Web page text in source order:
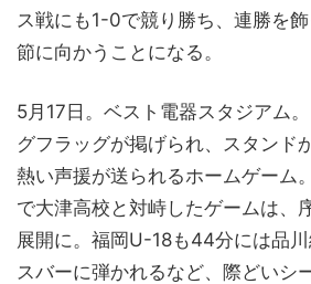
ス戦にも1-0で競り勝ち、連勝を
節に向かうことになる。
5月17日。ベスト電器スタジアム
グフラッグが掲げられ、スタンド
熱い声援が送られるホームゲーム
で大津高校と対峙したゲームは、
展開に。福岡U-18も44分には品
スバーに弾かれるなど、際どいシ